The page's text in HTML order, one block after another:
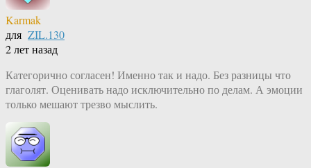
Karmak
для ZIL.130
2 лет назад
Категорично согласен! Именно так и надо. Без разницы что
глаголят. Оценивать надо исключительно по делам. А эмоции
только мешают трезво мыслить.